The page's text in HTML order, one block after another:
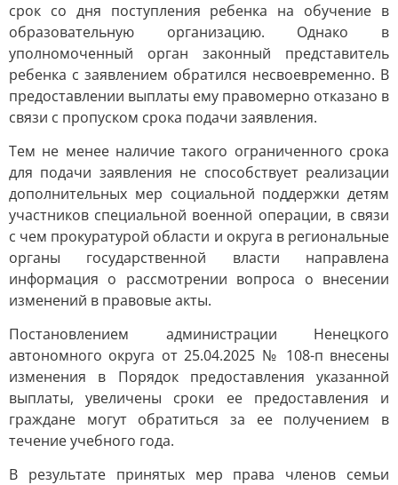
срок со дня поступления ребенка на обучение в
образовательную организацию. Однако в
уполномоченный орган законный представитель
ребенка с заявлением обратился несвоевременно. В
предоставлении выплаты ему правомерно отказано в
связи с пропуском срока подачи заявления.
Тем не менее наличие такого ограниченного срока
для подачи заявления не способствует реализации
дополнительных мер социальной поддержки детям
участников специальной военной операции, в связи
с чем прокуратурой области и округа в региональные
органы государственной власти направлена
информация о рассмотрении вопроса о внесении
изменений в правовые акты.
Постановлением администрации Ненецкого
автономного округа от 25.04.2025 № 108-п внесены
изменения в Порядок предоставления указанной
выплаты, увеличены сроки ее предоставления и
граждане могут обратиться за ее получением в
течение учебного года.
В результате принятых мер права членов семьи